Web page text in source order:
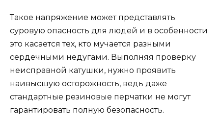
Такое напряжение может представлять
суровую опасность для людей и в особенности
это касается тех, кто мучается разными
сердечными недугами. Выполняя проверку
неисправной катушки, нужно проявить
наивысшую осторожность, ведь даже
стандартные резиновые перчатки не могут
гарантировать полную безопасность.